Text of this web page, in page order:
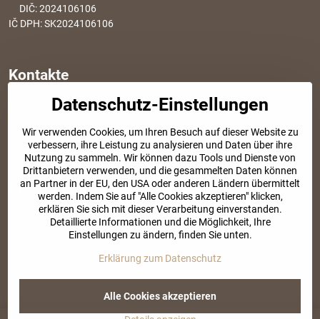
DIČ: 2024106106
IČ DPH: SK2024106106
Kontakte
info​@modischesachen​.de
+421 917 917 801
Tel. Kundenservice von 8:30 bis 15:00
SOZIALE NETZWERKE
Facebook Instagram
©2026Urheberrecht
Datenschutz-Einstellungen
Wir verwenden Cookies, um Ihren Besuch auf dieser Website zu
verbessern, ihre Leistung zu analysieren und Daten über ihre
Nutzung zu sammeln. Wir können dazu Tools und Dienste von
Drittanbietern verwenden, und die gesammelten Daten können
an Partner in der EU, den USA oder anderen Ländern übermittelt
werden. Indem Sie auf "Alle Cookies akzeptieren" klicken,
erklären Sie sich mit dieser Verarbeitung einverstanden.
Detaillierte Informationen und die Möglichkeit, Ihre
Einstellungen zu ändern, finden Sie unten.
Erklärung zum Datenschutz
Alle Cookies akzeptieren